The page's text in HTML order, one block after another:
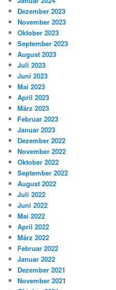
Dezember 2023
November 2023
Oktober 2023
September 2023
August 2023
Juli 2023
Juni 2023
Mai 2023
April 2023
März 2023
Februar 2023
Januar 2023
Dezember 2022
November 2022
Oktober 2022
September 2022
August 2022
Juli 2022
Juni 2022
Mai 2022
April 2022
März 2022
Februar 2022
Januar 2022
Dezember 2021
November 2021